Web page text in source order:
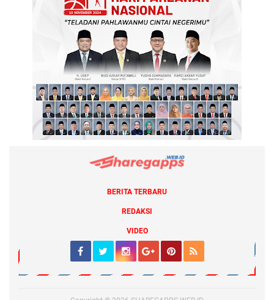
BERITA TERBARU
REDAKSI
VIDEO